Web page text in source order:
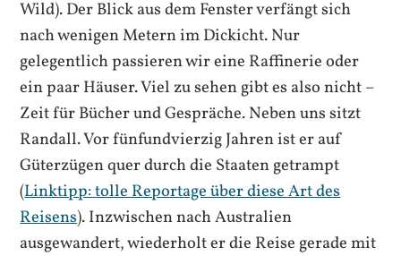
Wild). Der Blick aus dem Fenster verfängt sich
nach wenigen Metern im Dickicht. Nur
gelegentlich passieren wir eine Raffinerie oder
ein paar Häuser. Viel zu sehen gibt es also nicht –
Zeit für Bücher und Gespräche. Neben uns sitzt
Randall. Vor fünfundvierzig Jahren ist er auf
Güterzügen quer durch die Staaten getrampt
(Linktipp: tolle Reportage über diese Art des
Reisens). Inzwischen nach Australien
ausgewandert, wiederholt er die Reise gerade mit